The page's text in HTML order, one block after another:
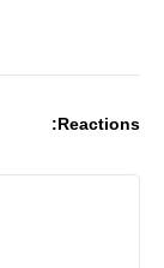
Reactions: